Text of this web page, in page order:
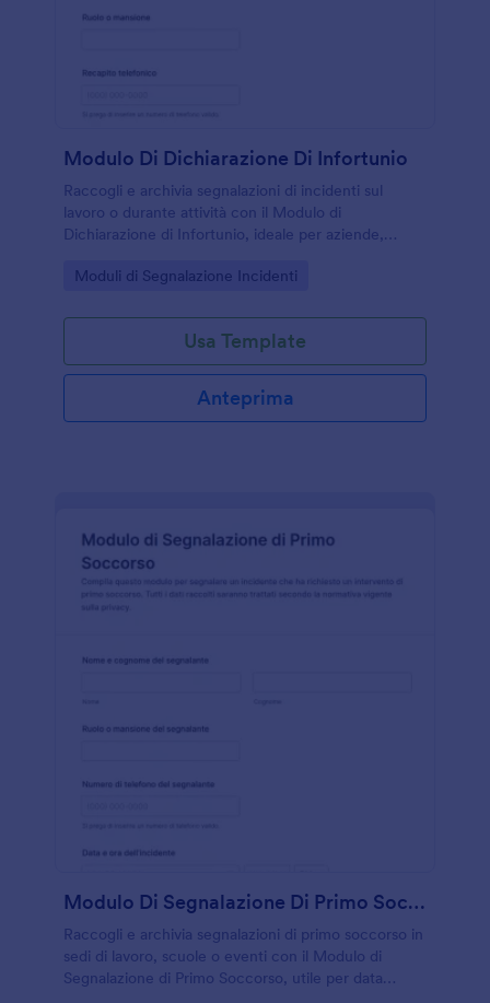
Modulo Di Dichiarazione Di Infortunio
Raccogli e archivia segnalazioni di incidenti sul
lavoro o durante attività con il Modulo di
Dichiarazione di Infortunio, ideale per aziende,
ordinata con Jotform.
Go to Category:
Moduli di Segnalazione Incidenti
Usa Template
Anteprima
Modulo Di Segnalazione Di Primo Soccorso
Raccogli e archivia segnalazioni di primo soccorso in
sedi di lavoro, scuole o eventi con il Modulo di
Segnalazione di Primo Soccorso, utile per data